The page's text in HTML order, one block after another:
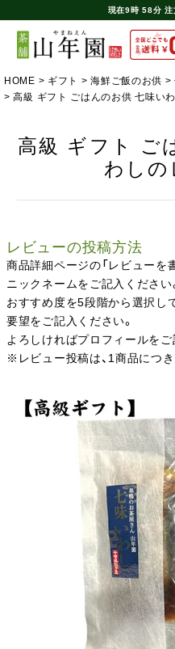
現在9時 58分 注
HOME ギフト 海鮮ご飯のお供
高級 ギフト ごはんのお供 七味い
高級 ギフト ご
わしの
レビューの投稿方法
商品詳細ページの「レビューを
ニックネームをご記入ください
おすすめ度を5段階から選択し
要望をご記入ください。
よろしければプロフィールをご
※レビュー投稿は、1商品につ